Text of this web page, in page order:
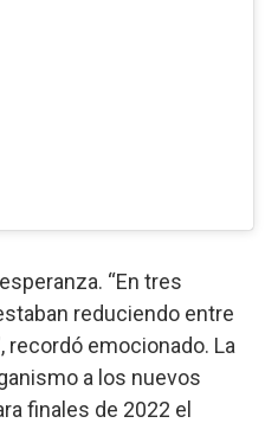
“En tres
reduciendo entre
recordó emocionado. La
a los nuevos
finales de 2022 el